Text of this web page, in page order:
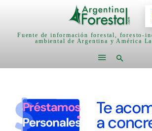
Fuente de información forestal, foresto-
ambiental de Argentina y América